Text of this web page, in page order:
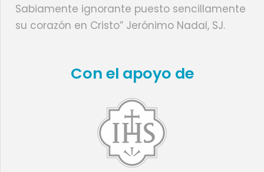
Sabiamente ignorante puesto sencillamente
su corazón en Cristo” Jerónimo Nadal, SJ.
Con el apoyo de